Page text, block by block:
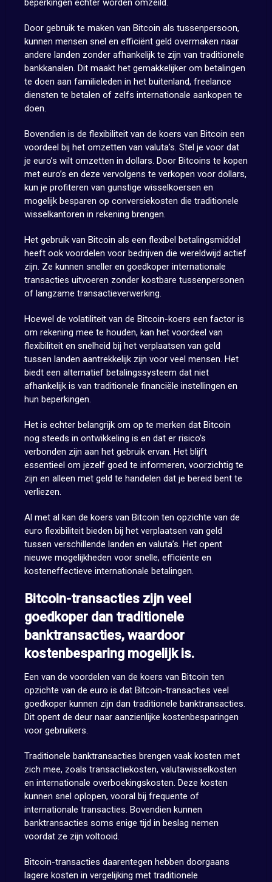
beperkingen echter worden omzeild.
Door gebruik te maken van Bitcoin als tussenpersoon,
kunnen mensen snel en efficiënt geld overmaken naar
andere landen zonder afhankelijk te zijn van traditionele
bankkanalen. Dit maakt het gemakkelijker om betalingen
te doen aan familieleden in het buitenland, freelance
diensten te betalen of zelfs internationale aankopen te
doen.
Bovendien is de flexibiliteit van de koers van Bitcoin een
voordeel bij het omzetten van valuta’s. Stel je voor dat
je euro’s wilt omzetten in dollars. Door Bitcoins te kopen
met euro’s en deze vervolgens te verkopen voor dollars,
kun je profiteren van gunstige wisselkoersen en
mogelijk besparen op conversiekosten die traditionele
wisselkantoren in rekening brengen.
Het gebruik van Bitcoin als een flexibel betalingsmiddel
heeft ook voordelen voor bedrijven die wereldwijd actief
zijn. Ze kunnen sneller en goedkoper internationale
transacties uitvoeren zonder kostbare tussenpersonen
of langzame transactieverwerking.
Hoewel de volatiliteit van de Bitcoin-koers een factor is
om rekening mee te houden, kan het voordeel van
flexibiliteit en snelheid bij het verplaatsen van geld
tussen landen aantrekkelijk zijn voor veel mensen. Het
biedt een alternatief betalingssysteem dat niet
afhankelijk is van traditionele financiële instellingen en
hun beperkingen.
Het is echter belangrijk om op te merken dat Bitcoin
nog steeds in ontwikkeling is en dat er risico’s
verbonden zijn aan het gebruik ervan. Het blijft
essentieel om jezelf goed te informeren, voorzichtig te
zijn en alleen met geld te handelen dat je bereid bent te
verliezen.
Al met al kan de koers van Bitcoin ten opzichte van de
euro flexibiliteit bieden bij het verplaatsen van geld
tussen verschillende landen en valuta’s. Het opent
nieuwe mogelijkheden voor snelle, efficiënte en
kosteneffectieve internationale betalingen.
Bitcoin-transacties zijn veel
goedkoper dan traditionele
banktransacties, waardoor
kostenbesparing mogelijk is.
Een van de voordelen van de koers van Bitcoin ten
opzichte van de euro is dat Bitcoin-transacties veel
goedkoper kunnen zijn dan traditionele banktransacties.
Dit opent de deur naar aanzienlijke kostenbesparingen
voor gebruikers.
Traditionele banktransacties brengen vaak kosten met
zich mee, zoals transactiekosten, valutawisselkosten
en internationale overboekingskosten. Deze kosten
kunnen snel oplopen, vooral bij frequente of
internationale transacties. Bovendien kunnen
banktransacties soms enige tijd in beslag nemen
voordat ze zijn voltooid.
Bitcoin-transacties daarentegen hebben doorgaans
lagere kosten in vergelijking met traditionele